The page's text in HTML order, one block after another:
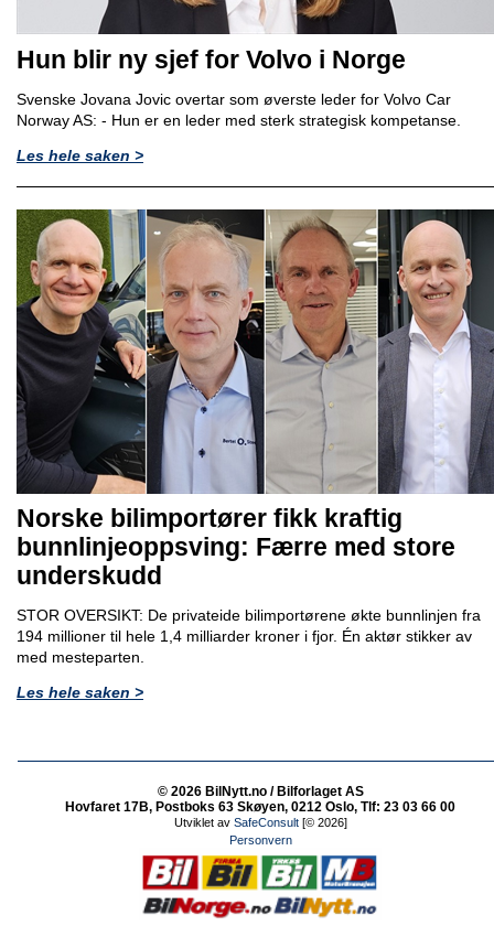
Hun blir ny sjef for Volvo i Norge
Svenske Jovana Jovic overtar som øverste leder for Volvo Car
Norway AS: - Hun er en leder med sterk strategisk kompetanse.
Les hele saken >
Norske bilimportører fikk kraftig
bunnlinjeoppsving: Færre med store
underskudd
STOR OVERSIKT: De privateide bilimportørene økte bunnlinjen fra
194 millioner til hele 1,4 milliarder kroner i fjor. Én aktør stikker av
med mesteparten.
Les hele saken >
© 2026 BilNytt.no / Bilforlaget AS
Hovfaret 17B, Postboks 63 Skøyen, 0212 Oslo, Tlf: 23 03 66 00
Utviklet av SafeConsult[© 2026]
Personvern